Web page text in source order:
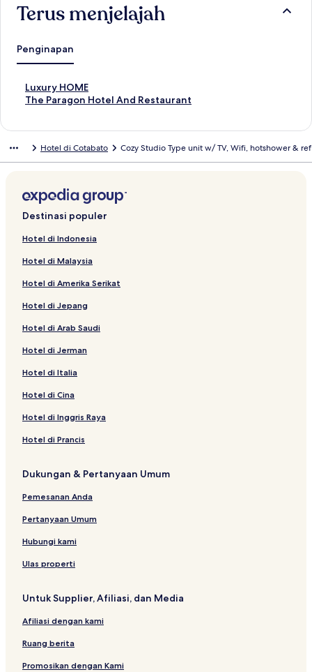
Terus menjelajah
Penginapan
Luxury HOME
T
a
S
n
d
r
n
u
k
L
u
u
y
O
M
E
The Paragon Hotel And Restaurant
T
n
a
n
a
u
t
u
k
T
e
a
a
g
o
n
t
l
A
n
d
e
a
r
a
n
t
Hotel di Cotabato Cozy Studio Type unit w/ TV, Wifi, hotshower & ref
Destinasi populer
Hotel di Indonesia
Hotel di Malaysia
Hotel di Amerika Serikat
Hotel di Jepang
Hotel di Arab Saudi
Hotel di Jerman
Hotel di Italia
Hotel di Cina
Hotel di Inggris Raya
Hotel di Prancis
Dukungan & Pertanyaan Umum
Pemesanan Anda
Pertanyaan Umum
Hubungi kami
Ulas properti
Untuk Supplier, Afiliasi, dan Media
Afiliasi dengan kami
Ruang berita
Promosikan dengan Kami